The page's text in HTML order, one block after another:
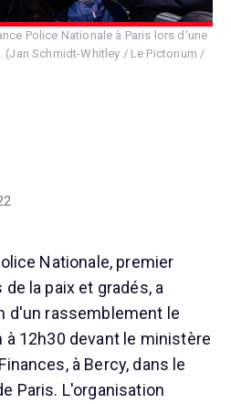
Police Nationale à Paris lors d'une
(Jan Schmidt-Whitley / Le Pictorium /
Nationale, premier
la paix et gradés, a
d'un rassemblement le
à 12h30 devant le ministère
à Bercy, dans le
Paris. L'organisation